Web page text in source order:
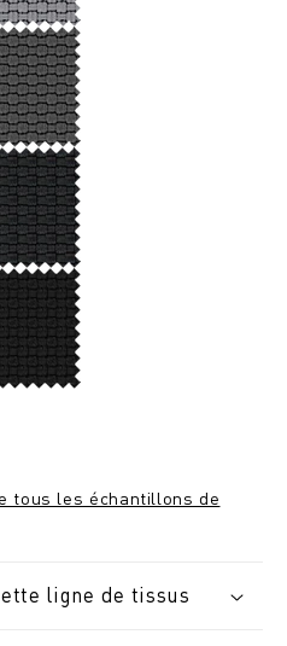
tous les échantillons de
ligne de tissus